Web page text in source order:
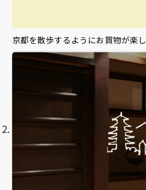
京都を散歩するようにお買物が楽し